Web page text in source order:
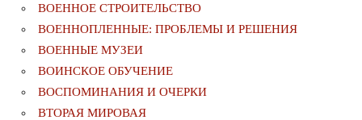
ВОЕННОЕ СТРОИТЕЛЬСТВО
ВОЕННОПЛЕННЫЕ: ПРОБЛЕМЫ И РЕШЕНИЯ
ВОЕННЫЕ МУЗЕИ
ВОИНСКОЕ ОБУЧЕНИЕ
ВОСПОМИНАНИЯ И ОЧЕРКИ
ВТОРАЯ МИРОВАЯ